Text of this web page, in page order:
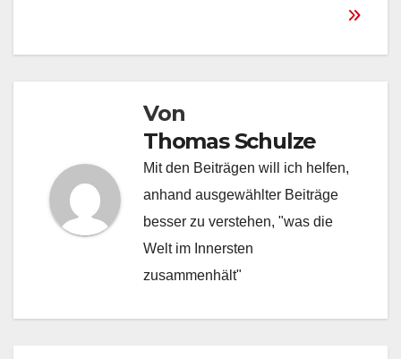
Von
Thomas Schulze
Mit den Beiträgen will ich helfen,
anhand ausgewählter Beiträge
besser zu verstehen, "was die
Welt im Innersten
zusammenhält"